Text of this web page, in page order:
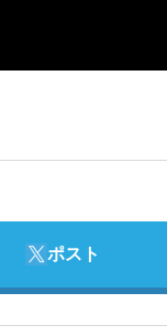
Twitter
ポスト